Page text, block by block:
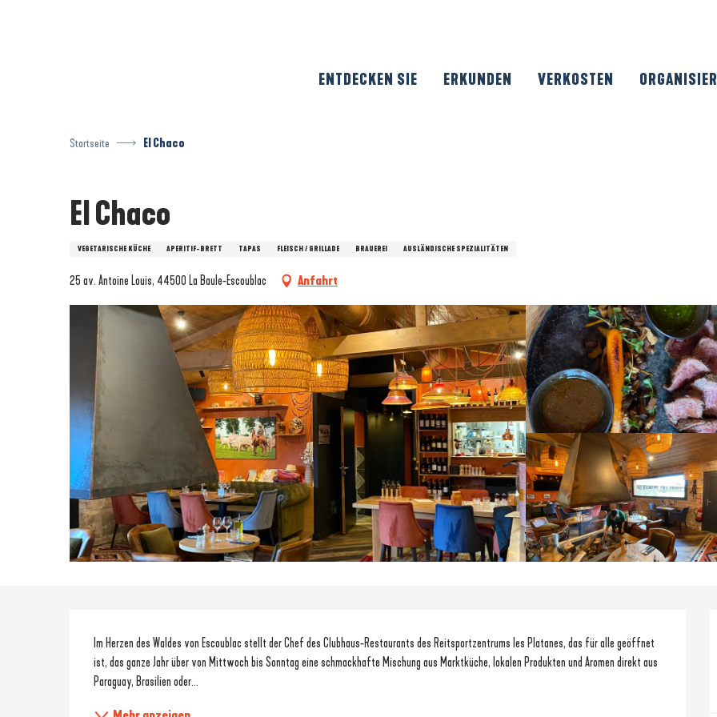
ENTDECKEN SIE ERKUNDEN VERKOSTEN
Startseite El Chaco
El Chaco
VEGETARISCHE KÜCHE APERITIF-BRETT TAPAS FLEISCH / GRILLADE BRAUEREI AUSLÄNDISCHE SPEZIALITÄTEN
25 av. Antoine Louis, 44500 La Baule-Escoublac Anfahrt
Beschreibung
Im Herzen des Waldes von Escoublac stellt der Chef des Clubhaus-Restaurants des Reitsportzentrums les Platanes, das für alle geöffnet
ist, das ganze Jahr über von Mittwoch bis Sonntag eine schmackhafte Mischung aus Marktküche, lokalen Produkten und Aromen direkt aus
Paraguay, Brasilien oder...